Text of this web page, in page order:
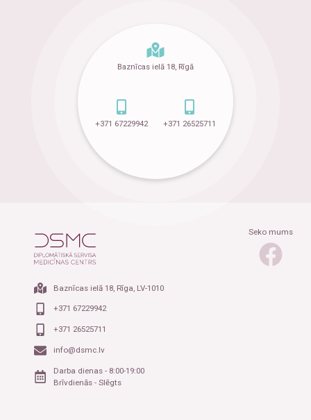
Baznīcas ielā 18, Rīgā
+371 67229942 +371 26525711
Seko mums
Baznīcas ielā 18, Rīga, LV-1010
+371 67229942
+371 26525711
info@dsmc.lv
Darba dienas - 8:00-19:00
Brīvdienās - Slēgts